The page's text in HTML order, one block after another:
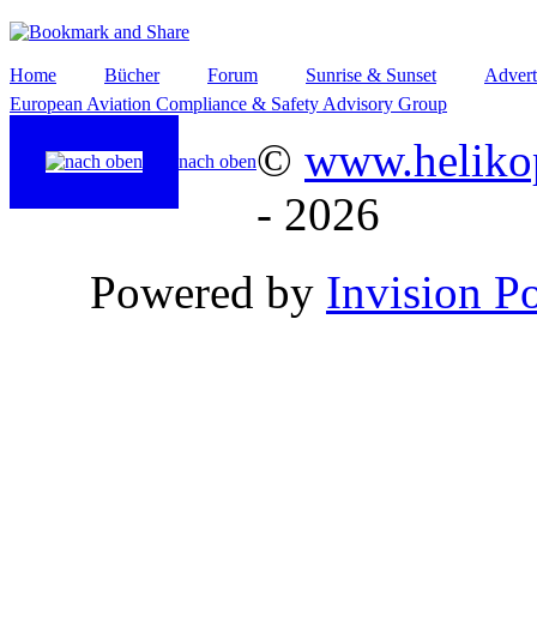
Home Bücher Forum Sunrise & Sunset
European Aviation Compliance & Safety Advisory Group
nach oben©
- 2026
Powered by Invision